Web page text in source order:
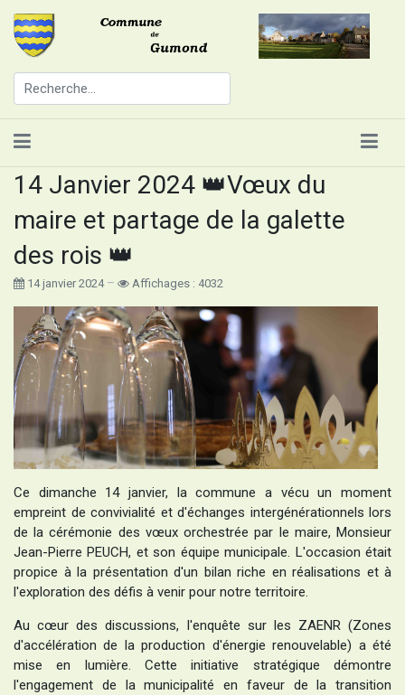
14 Janvier 2024 👑Vœux du
maire et partage de la galette
des rois 👑
14 janvier 2024 Affichages : 4032
Ce dimanche 14 janvier, la commune a vécu un moment
empreint de convivialité et d'échanges intergénérationnels lors
de la cérémonie des vœux orchestrée par le maire, Monsieur
Jean-Pierre PEUCH, et son équipe municipale. L'occasion était
propice à la présentation d'un bilan riche en réalisations et à
l'exploration des défis à venir pour notre territoire.
Au cœur des discussions, l'enquête sur les ZAENR (Zones
d'accélération de la production d'énergie renouvelable) a été
mise en lumière. Cette initiative stratégique démontre
l'engagement de la municipalité en faveur de la transition